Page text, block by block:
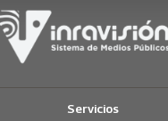
Servicios